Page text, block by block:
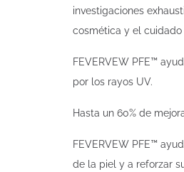
investigaciones
cosmética y el cuidado
FEVERVEW PFE™
por los rayos UV.
Hasta un 60% de
FEVERVEW PFE™
de la piel y a reforzar